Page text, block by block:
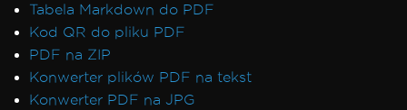
Tabela Markdown do PDF
Kod QR do pliku PDF
PDF na ZIP
Konwerter plików PDF na tekst
Konwerter PDF na JPG